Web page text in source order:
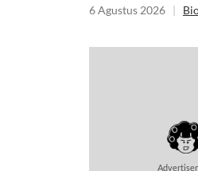
6 Agustus 2026 |